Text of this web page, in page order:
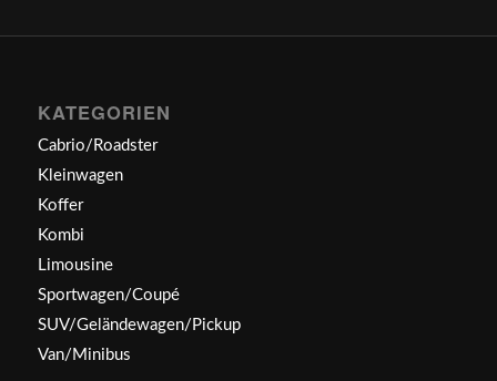
KATEGORIEN
Cabrio/Roadster
Kleinwagen
Koffer
Kombi
Limousine
Sportwagen/Coupé
SUV/Geländewagen/Pickup
Van/Minibus